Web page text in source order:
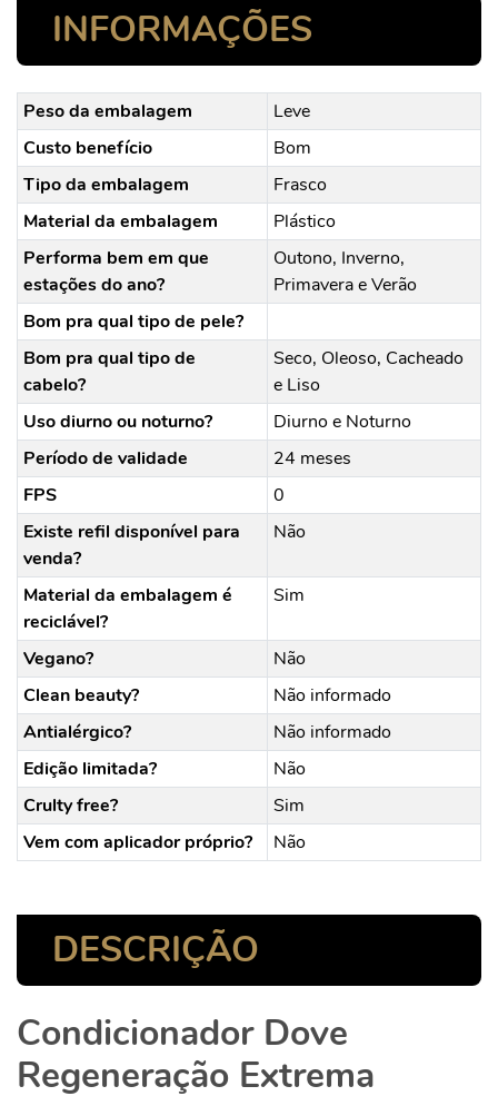
INFORMAÇÕES
Peso da embalagem
Leve
Custo benefício
Bom
Tipo da embalagem
Frasco
Material da embalagem
Plástico
Performa bem em que
estações do ano?
Outono, Inverno,
Primavera e Verão
Bom pra qual tipo de pele?
Bom pra qual tipo de
cabelo?
Seco, Oleoso, Cacheado
e Liso
Uso diurno ou noturno?
Diurno e Noturno
Período de validade
24 meses
FPS
0
Existe refil disponível para
venda?
Não
Material da embalagem é
reciclável?
Sim
Vegano?
Não
Clean beauty?
Não informado
Antialérgico?
Não informado
Edição limitada?
Não
Crulty free?
Sim
Vem com aplicador próprio?
Não
DESCRIÇÃO
Condicionador Dove
Regeneração Extrema